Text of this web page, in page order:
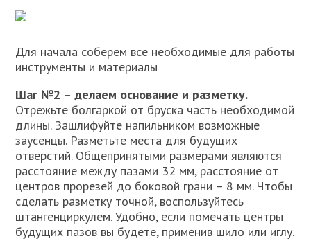
Для начала соберем все необходимые для работы
инструменты и материалы
Шаг №2 – делаем основание и разметку.
Отрежьте болгаркой от бруска часть необходимой
длины. Зашлифуйте напильником возможные
заусенцы. Разметьте места для будущих
отверстий. Общепринятыми размерами являются
расстояние между пазами 32 мм, расстояние от
центров прорезей до боковой грани – 8 мм. Чтобы
сделать разметку точной, воспользуйтесь
штангенциркулем. Удобно, если помечать центры
будущих пазов вы будете, применив шило или иглу.